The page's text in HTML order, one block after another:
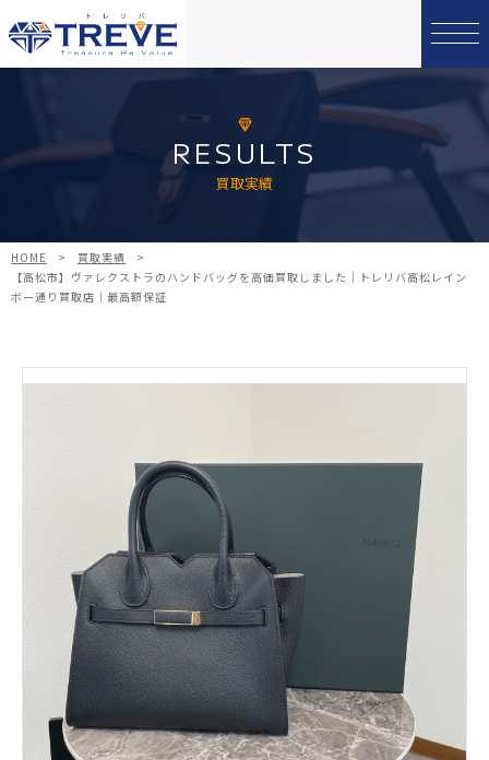
RESULTS
買取実績
HOME > 買取実績
>
【高松市】ヴァレクストラのハンドバッグを高価買取しました｜トレリバ高松レイン
ボー通り買取店｜最高額保証